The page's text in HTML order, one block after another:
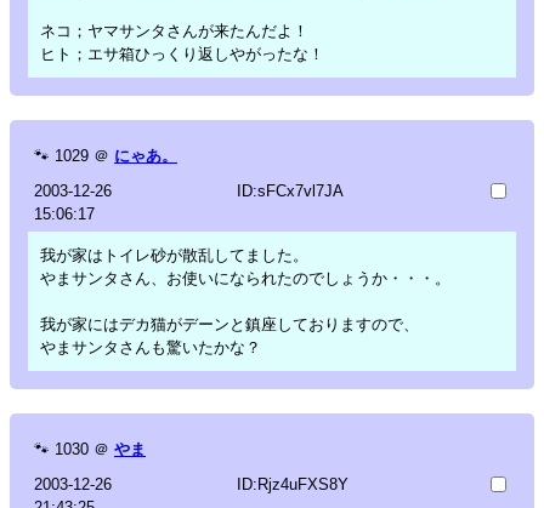
ネコ；ヤマサンタさんが来たんだよ！
ヒト；エサ箱ひっくり返しやがったな！
🐾 1029 ＠ にゃあ。
2003-12-26
15:06:17
ID:sFCx7vl7JA
我が家はトイレ砂が散乱してました。
やまサンタさん、お使いになられたのでしょうか・・・。
我が家にはデカ猫がデーンと鎮座しておりますので、
やまサンタさんも驚いたかな？
🐾 1030 ＠ やま
2003-12-26
ID:Rjz4uFXS8Y